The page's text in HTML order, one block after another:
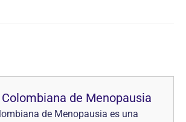
de Menopausia
de Menopausia es una